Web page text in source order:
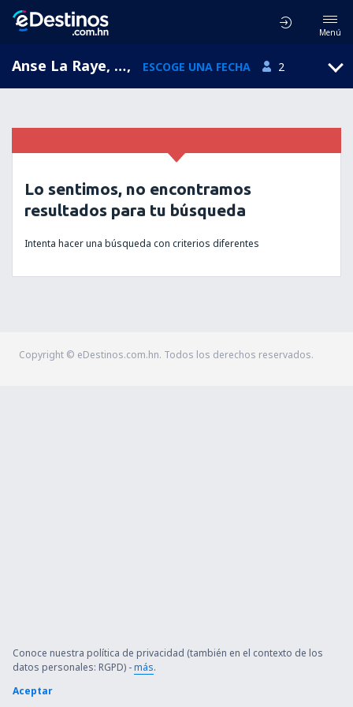
Menú
Anse La Raye, Santa Lucía, ESCOGE UNA FECHA 2
Lo sentimos, no encontramos
resultados para tu búsqueda
Intenta hacer una búsqueda con criterios diferentes
Copyright © eDestinos.com.hn. Todos los derechos reservados.
Conoce nuestra política de privacidad (también en el contexto de los
datos personales: RGPD) -más.
Aceptar